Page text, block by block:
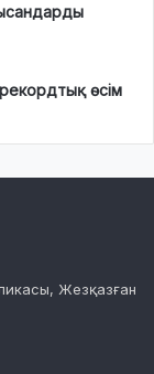
өсім
Жезқазған